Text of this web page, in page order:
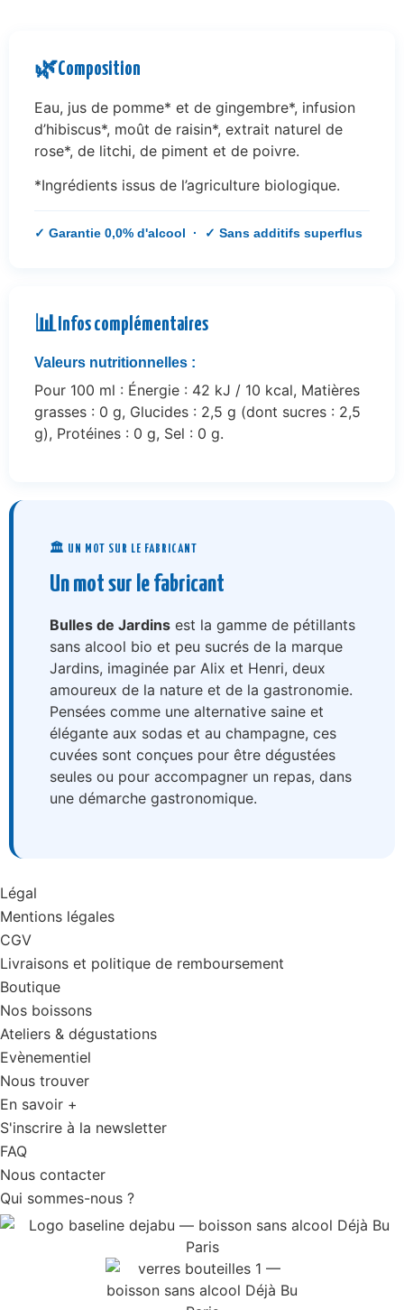
🌿Composition
Eau, jus de pomme* et de gingembre*, infusion
d’hibiscus*, moût de raisin*, extrait naturel de
rose*, de litchi, de piment et de poivre.
*Ingrédients issus de l’agriculture biologique.
✓ Garantie 0,0% d'alcool · ✓ Sans additifs superflus
📊 Infos complémentaires
Valeurs nutritionnelles :
Pour 100 ml : Énergie : 42 kJ / 10 kcal, Matières
grasses : 0 g, Glucides : 2,5 g (dont sucres : 2,5
g), Protéines : 0 g, Sel : 0 g.
🏛️ UN MOT SUR LE FABRICANT
Un mot sur le fabricant
Bulles de Jardins est la gamme de pétillants
sans alcool bio et peu sucrés de la marque
Jardins, imaginée par Alix et Henri, deux
amoureux de la nature et de la gastronomie.
Pensées comme une alternative saine et
élégante aux sodas et au champagne, ces
cuvées sont conçues pour être dégustées
seules ou pour accompagner un repas, dans
une démarche gastronomique.
Légal
Mentions légales
CGV
Livraisons et politique de remboursement
Boutique
Nos boissons
Ateliers & dégustations
Evènementiel
Nous trouver
En savoir +
S'inscrire à la newsletter
FAQ
Nous contacter
Qui sommes-nous ?